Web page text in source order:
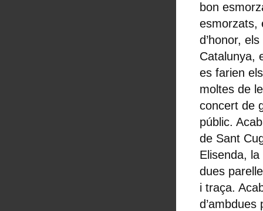
bon
esmorzats,
d’honor,
Catalunya,
es farien
moltes de
concert de
públic.
de Sant
Elisenda,
dues
i traça.